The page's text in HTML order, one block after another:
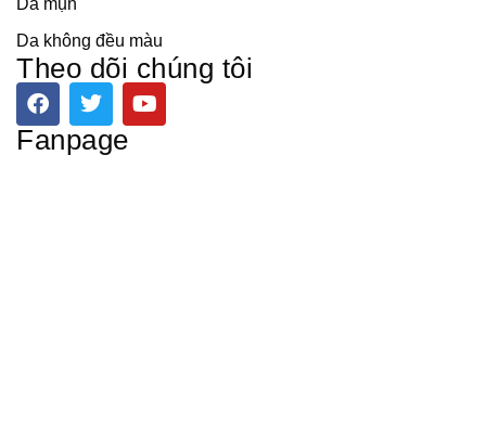
Da mụn
Da không đều màu
Theo dõi chúng tôi
F
a
c
e
T
w
i
t
Y
o
Fanpage